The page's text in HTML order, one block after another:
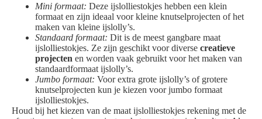
Mini formaat: Deze ijslolliestokjes hebben een klein
formaat en zijn ideaal voor kleine knutselprojecten of het
maken van kleine ijslolly’s.
Standaard formaat: Dit is de meest gangbare maat
ijslolliestokjes. Ze zijn geschikt voor diverse creatieve
projecten en worden vaak gebruikt voor het maken van
standaardformaat ijslolly’s.
Jumbo formaat: Voor extra grote ijslolly’s of grotere
knutselprojecten kun je kiezen voor jumbo formaat
ijslolliestokjes.
Houd bij het kiezen van de maat ijslolliestokjes rekening met de